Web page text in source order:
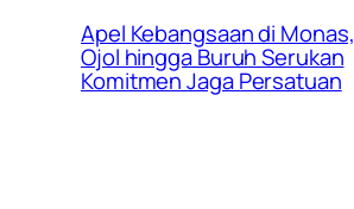
Apel Kebangsaan di Monas,
Ojol hingga Buruh Serukan
Komitmen Jaga Persatuan